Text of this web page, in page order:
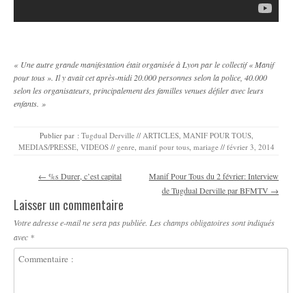
« Une autre grande manifestation était organisée à Lyon par le collectif « Manif
pour tous ». Il y avait cet après-midi 20.000 personnes selon la police, 40.000
selon les organisateurs, principalement des familles venues défiler avec leurs
enfants. »
Publier par : Tugdual Derville // ARTICLES, MANIF POUR TOUS,
MEDIAS/PRESSE, VIDEOS // genre, manif pour tous, mariage // février 3, 2014
Navigation des articles
← %s Durer, c’est capital
Manif Pour Tous du 2 février: Interview
de Tugdual Derville par BFMTV →
Laisser un commentaire
Votre adresse e-mail ne sera pas publiée. Les champs obligatoires sont indiqués
avec *